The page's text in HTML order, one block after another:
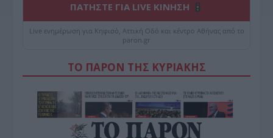
ΠΑΤΗΣΤΕ ΓΙΑ LIVE ΚΙΝΗΣΗ
Live ενημέρωση για Κηφισό, Αττική Οδό και κέντρο Αθήνας από το
paron.gr
ΤΟ ΠΑΡΟΝ ΤΗΣ ΚΥΡΙΑΚΗΣ